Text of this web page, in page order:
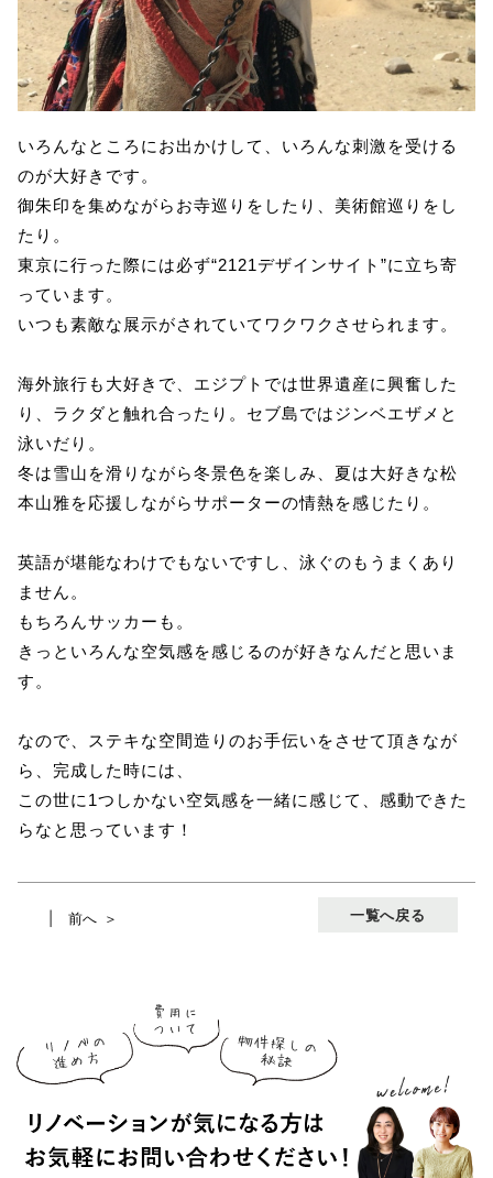
いろんなところにお出かけして、いろんな刺激を受ける
のが大好きです。
御朱印を集めながらお寺巡りをしたり、美術館巡りをし
たり。
東京に行った際には必ず“2121デザインサイト”に立ち寄
っています。
いつも素敵な展示がされていてワクワクさせられます。
海外旅行も大好きで、エジプトでは世界遺産に興奮した
り、ラクダと触れ合ったり。セブ島ではジンベエザメと
泳いだり。
冬は雪山を滑りながら冬景色を楽しみ、夏は大好きな松
本山雅を応援しながらサポーターの情熱を感じたり。
英語が堪能なわけでもないですし、泳ぐのもうまくあり
ません。
もちろんサッカーも。
きっといろんな空気感を感じるのが好きなんだと思いま
す。
なので、ステキな空間造りのお手伝いをさせて頂きなが
ら、完成した時には、
この世に1つしかない空気感を一緒に感じて、感動できた
らなと思っています！
前へ ＞ 一覧へ戻る